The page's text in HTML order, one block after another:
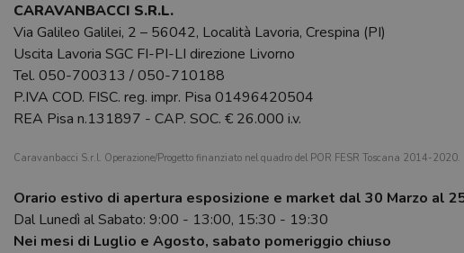
CARAVANBACCI S.R.L.
Via Galileo Galilei, 2 – 56042, Località Lavoria, Crespina (PI)
Uscita Lavoria SGC FI-PI-LI direzione Livorno
Tel. 050-700313 /050-710188
P.IVA COD. FISC. reg. impr. Pisa 01496420504
REA Pisa n.131897 - CAP. SOC. € 26.000 i.v.
Caravanbacci S.r.l. Operazione/Progetto finanziato nel quadro del POR FESR Toscana 2014-2020.
Orario estivo di apertura esposizione e market dal 30 Marzo al
Dal Lunedì al Sabato: 9:00 - 13:00, 15:30 - 19:30
Nei mesi di Luglio e Agosto, sabato pomeriggio chiuso